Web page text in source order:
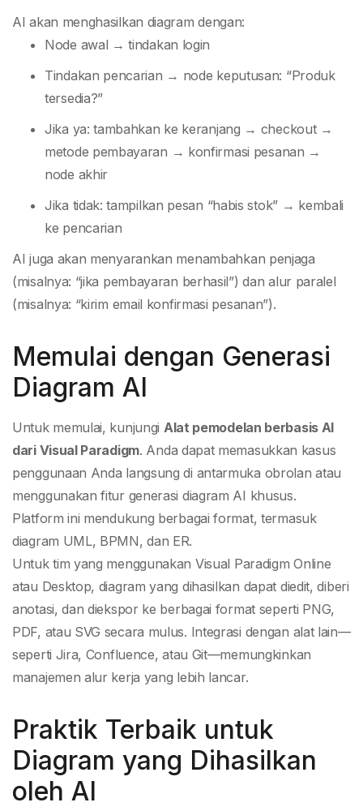
AI akan menghasilkan diagram dengan:
Node awal → tindakan login
Tindakan pencarian → node keputusan: “Produk
tersedia?”
Jika ya: tambahkan ke keranjang → checkout →
metode pembayaran → konfirmasi pesanan →
node akhir
Jika tidak: tampilkan pesan “habis stok” → kembali
ke pencarian
AI juga akan menyarankan menambahkan penjaga
(misalnya: “jika pembayaran berhasil”) dan alur paralel
(misalnya: “kirim email konfirmasi pesanan”).
Memulai dengan Generasi
Diagram AI
Untuk memulai, kunjungi Alat pemodelan berbasis AI
dari Visual Paradigm. Anda dapat memasukkan kasus
penggunaan Anda langsung di antarmuka obrolan atau
menggunakan fitur generasi diagram AI khusus.
Platform ini mendukung berbagai format, termasuk
diagram UML, BPMN, dan ER.
Untuk tim yang menggunakan Visual Paradigm Online
atau Desktop, diagram yang dihasilkan dapat diedit, diberi
anotasi, dan diekspor ke berbagai format seperti PNG,
PDF, atau SVG secara mulus. Integrasi dengan alat lain—
seperti Jira, Confluence, atau Git—memungkinkan
manajemen alur kerja yang lebih lancar.
Praktik Terbaik untuk
Diagram yang Dihasilkan
oleh AI